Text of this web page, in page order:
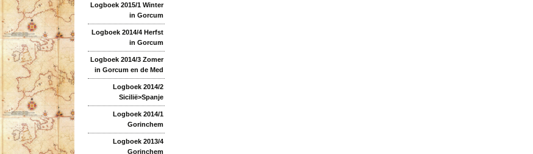
Logboek 2015/1 Winter
in Gorcum
Logboek 2014/4 Herfst
in Gorcum
Logboek 2014/3 Zomer
in Gorcum en de Med
Logboek 2014/2
Sicilië>Spanje
Logboek 2014/1
Gorinchem
Logboek 2013/4
Gorinchem